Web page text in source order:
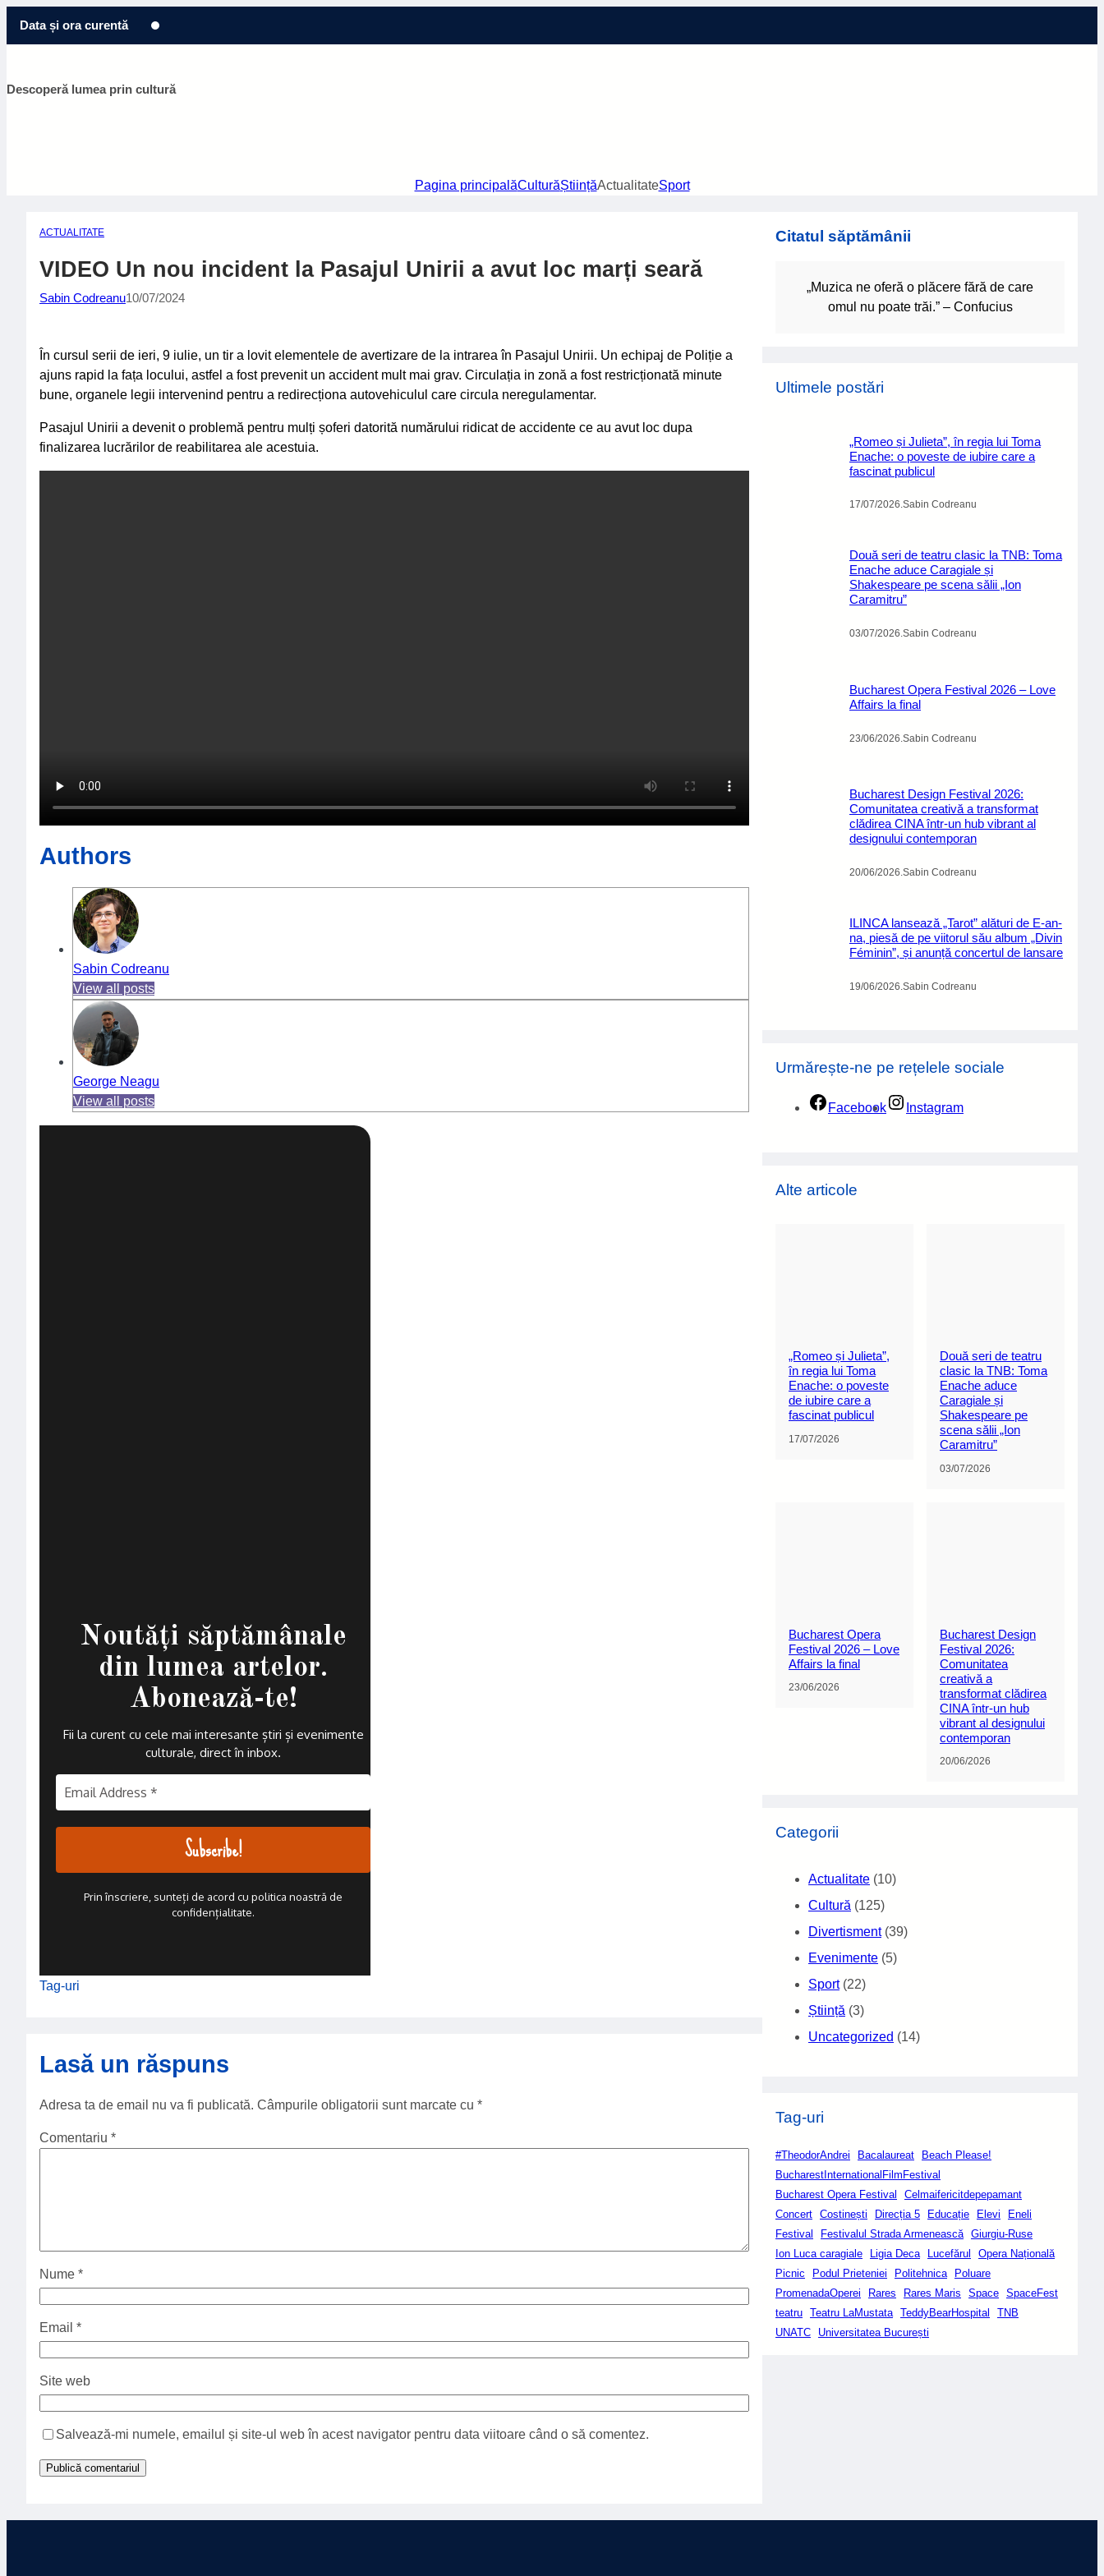
Data și ora curentă
Descoperă lumea prin cultură
Pagina principalăCulturăȘtiințăActualitateSport
ACTUALITATE
VIDEO Un nou incident la Pasajul Unirii a avut loc marți seară
Sabin Codreanu10/07/2024
În cursul serii de ieri, 9 iulie, un tir a lovit elementele de avertizare de la intrarea în Pasajul Unirii. Un echipaj de Poliție a
ajuns rapid la fața locului, astfel a fost prevenit un accident mult mai grav. Circulația in zonă a fost restricționată minute
bune, organele legii intervenind pentru a redirecționa autovehiculul care circula neregulamentar.
Pasajul Unirii a devenit o problemă pentru mulți șoferi datorită numărului ridicat de accidente ce au avut loc dupa
finalizarea lucrărilor de reabilitarea ale acestuia.
Authors
Sabin Codreanu
View all posts
George Neagu
View all posts
Noutăți săptămânale
din lumea artelor.
Abonează-te!
Fii la curent cu cele mai interesante știri și evenimente
culturale, direct în inbox.
Prin înscriere, sunteți de acord cu politica noastră de
confidențialitate.
Tag-uri
Lasă un răspuns
Adresa ta de email nu va fi publicată. Câmpurile obligatorii sunt marcate cu *
Comentariu *
Nume *
Email *
Site web
Salvează-mi numele, emailul și site-ul web în acest navigator pentru data viitoare când o să comentez.
Citatul săptămânii
„Muzica ne oferă o plăcere fără de care
omul nu poate trăi.” – Confucius
Ultimele postări
„Romeo și Julieta”, în regia lui Toma
Enache: o poveste de iubire care a
fascinat publicul
17/07/2026.Sabin Codreanu
Două seri de teatru clasic la TNB: Toma
Enache aduce Caragiale și
Shakespeare pe scena sălii „Ion
Caramitru”
03/07/2026.Sabin Codreanu
Bucharest Opera Festival 2026 – Love
Affairs la final
23/06/2026 Sabin Codreanu
Bucharest Design Festival 2026:
Comunitatea creativă a transformat
clădirea CINA într-un hub vibrant al
designului contemporan
20/06/2026.Sabin Codreanu
ILINCA lansează „Tarot” alături de E-an-
na, piesă de pe viitorul său album „Divin
Féminin”, și anunță concertul de lansare
19/06/2026 Sabin Codreanu
Urmărește-ne pe rețelele sociale
Facebook Instagram
Alte articole
„Romeo și Julieta”,
în regia lui Toma
Enache: o poveste
de iubire care a
fascinat publicul
17/07/2026
Două seri de teatru
clasic la TNB: Toma
Enache aduce
Caragiale și
Shakespeare pe
scena sălii „Ion
Caramitru”
03/07/2026
Bucharest Opera
Festival 2026 – Love
Affairs la final
23/06/2026
Bucharest Design
Festival 2026:
Comunitatea
creativă a
transformat clădirea
CINA într-un hub
vibrant al designului
contemporan
20/06/2026
Categorii
Actualitate (10)
Cultură (125)
Divertisment(39)
Evenimente (5)
Sport(22)
Știință (3)
Uncategorized (14)
Tag-uri
#TheodorAndrei Bacalaureat
Beach Please!
BucharestInternationalFilmFestival
Bucharest Opera Festival
Celmaifericitdepepamant
Concert Costinești Direcția 5 Educație Elevi
Eneli
Festival
Festivalul Strada Armenească Giurgiu-Ruse
Ion Luca caragiale
Ligia Deca Lucefărul
Opera Națională
Picnic
Podul Prieteniei Politehnica
Poluare
PromenadaOperei
Rares Rares Maris Space SpaceFest
teatru Teatru LaMustata TeddyBearHospital
TNB
UNATC
Universitatea București